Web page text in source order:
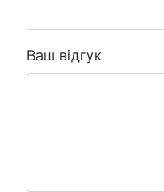
Ваш відгук